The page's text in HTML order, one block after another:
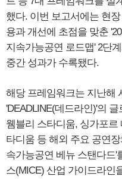
했다. 이번 보고서에는 현장
용과 개선에 초점을 맞춘
지속가능공연 로드맵' 2단
중간 성과가 수록됐다.
해당 프레임워크는 지난해
'DEADLINE(데드라인)'의
웸블리 스타디움, 싱가포
타디움 등 해외 주요 공연
속가능공연 베뉴 스탠다드'
스(MICE) 산업 가이드라인